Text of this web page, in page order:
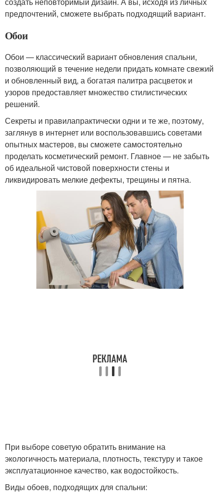
предпочтений, сможете выбрать подходящий вариант.
Обои
Обои — классический вариант обновления спальни,
позволяющий в течение недели придать комнате свежий
и обновленный вид, а богатая палитра расцветок и
узоров предоставляет множество стилистических
решений.
Секреты и правилапрактически одни и те же, поэтому,
заглянув в интернет или воспользовавшись советами
опытных мастеров, вы сможете самостоятельно
проделать косметический ремонт. Главное — не забыть
об идеальной чистовой поверхности стены и
ликвидировать мелкие дефекты, трещины и пятна.
При выборе советую обратить внимание на
экологичность материала, плотность, текстуру и такое
эксплуатационное качество, как водостойкость.
Виды обоев, подходящих для спальни: